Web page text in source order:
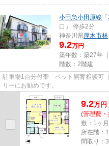
小田急小田原線 「
口」 停歩2分
神奈川県厚木市林
9.2万円
築年数：築27年
階数：2階建
駐車場1台分付帯 ペット飼育相談可
リーにお勧めです。
9.2万円
(管理費・
敷：1ヶ
所在階：
間取り：